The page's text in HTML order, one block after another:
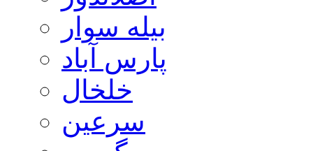
بیله سوار
پارس آباد
خلخال
سرعین